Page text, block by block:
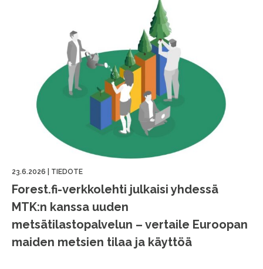
23.6.2026 TIEDOTE
Forest.fi-verkkolehti julkaisi yhdessä
MTK:n kanssa uuden
metsätilastopalvelun – vertaile Euroopan
maiden metsien tilaa ja käyttöä